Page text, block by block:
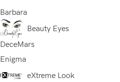
Barbara
Beauty Eyes
DeceMars
Enigma
eXtreme Look